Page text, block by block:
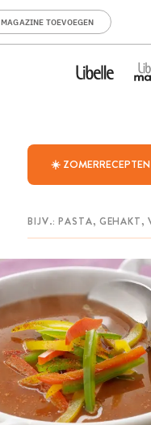
MAGAZINE TOEVOEGEN
☀️ ZOMERRECEPTEN